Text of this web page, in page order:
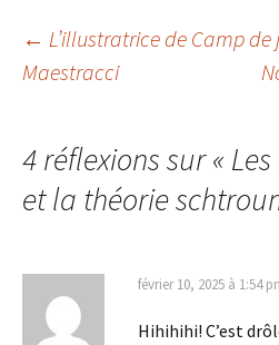
Navigation
des
articles
← L’illustratrice de Camp
Maestracci
4 réflexions sur «
et la théorie
février 10, 2025 à 1:54
Hihihihi! C’est